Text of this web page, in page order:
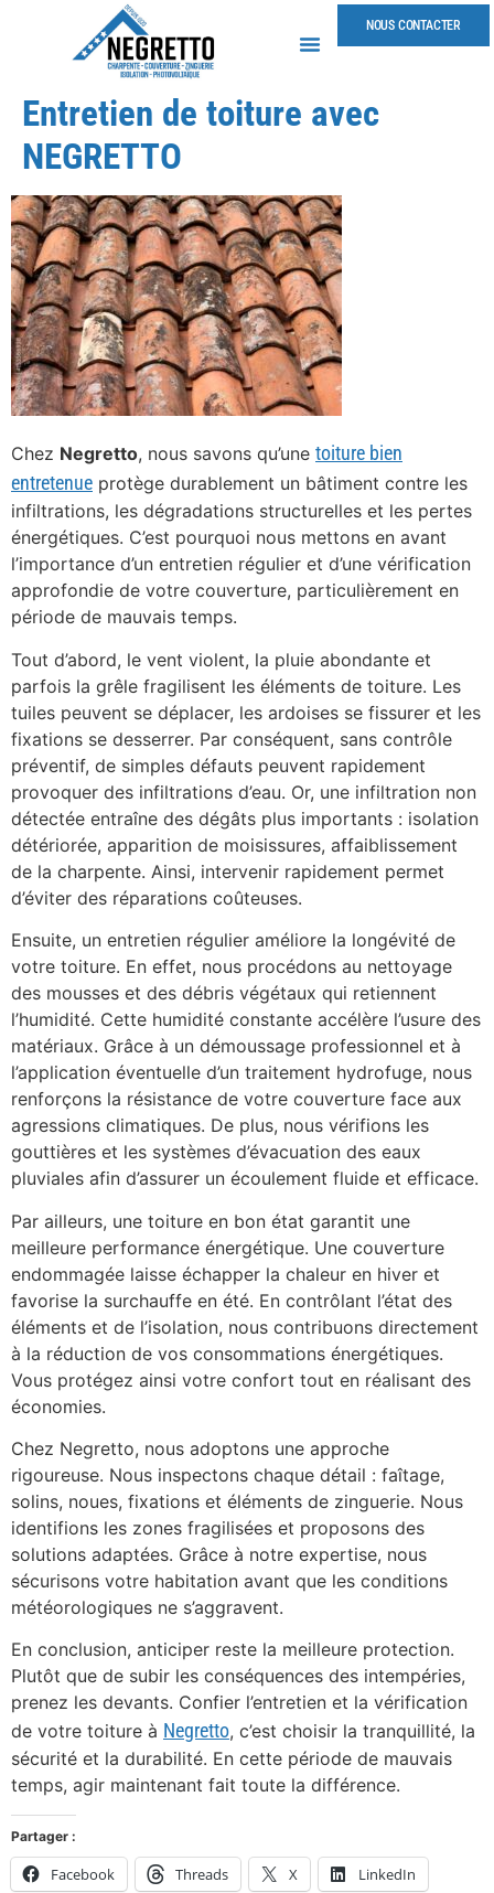
NOUS CONTACTER
Entretien de toiture avec
NEGRETTO
Chez Negretto, nous savons qu’une toiture bien
entretenue protège durablement un bâtiment contre les
infiltrations, les dégradations structurelles et les pertes
énergétiques. C’est pourquoi nous mettons en avant
l’importance d’un entretien régulier et d’une vérification
approfondie de votre couverture, particulièrement en
période de mauvais temps.
Tout d’abord, le vent violent, la pluie abondante et
parfois la grêle fragilisent les éléments de toiture. Les
tuiles peuvent se déplacer, les ardoises se fissurer et les
fixations se desserrer. Par conséquent, sans contrôle
préventif, de simples défauts peuvent rapidement
provoquer des infiltrations d’eau. Or, une infiltration non
détectée entraîne des dégâts plus importants : isolation
détériorée, apparition de moisissures, affaiblissement
de la charpente. Ainsi, intervenir rapidement permet
d’éviter des réparations coûteuses.
Ensuite, un entretien régulier améliore la longévité de
votre toiture. En effet, nous procédons au nettoyage
des mousses et des débris végétaux qui retiennent
l’humidité. Cette humidité constante accélère l’usure des
matériaux. Grâce à un démoussage professionnel et à
l’application éventuelle d’un traitement hydrofuge, nous
renforçons la résistance de votre couverture face aux
agressions climatiques. De plus, nous vérifions les
gouttières et les systèmes d’évacuation des eaux
pluviales afin d’assurer un écoulement fluide et efficace.
Par ailleurs, une toiture en bon état garantit une
meilleure performance énergétique. Une couverture
endommagée laisse échapper la chaleur en hiver et
favorise la surchauffe en été. En contrôlant l’état des
éléments et de l’isolation, nous contribuons directement
à la réduction de vos consommations énergétiques.
Vous protégez ainsi votre confort tout en réalisant des
économies.
Chez Negretto, nous adoptons une approche
rigoureuse. Nous inspectons chaque détail : faîtage,
solins, noues, fixations et éléments de zinguerie. Nous
identifions les zones fragilisées et proposons des
solutions adaptées. Grâce à notre expertise, nous
sécurisons votre habitation avant que les conditions
météorologiques ne s’aggravent.
En conclusion, anticiper reste la meilleure protection.
Plutôt que de subir les conséquences des intempéries,
prenez les devants. Confier l’entretien et la vérification
de votre toiture à Negretto, c’est choisir la tranquillité, la
sécurité et la durabilité. En cette période de mauvais
temps, agir maintenant fait toute la différence.
Partager :
Facebook Threads X LinkedIn